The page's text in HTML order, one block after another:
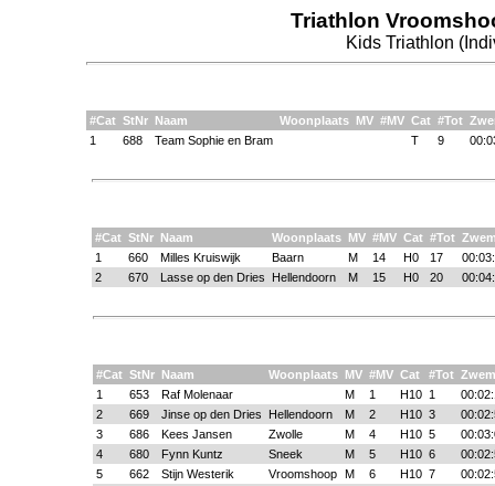
Triathlon
Kids Triathlon
#Cat StNr Naam Woonplaats MV #MV Cat #Tot
1
688 Team Sophie en Bram T 9
#Cat StNr Naam Woonplaats MV #MV Cat #Tot
1
660 Milles Kruiswijk Baarn M 14 H0 17
2
670 Lasse op den Dries Hellendoorn M 15 H0 20
#Cat StNr Naam Woonplaats MV #MV Cat #Tot Zwem
1
653 Raf Molenaar M 1 H10 1
2
669 Jinse op den Dries Hellendoorn M 2 H10 3
3
686 Kees Jansen Zwolle M 4 H10 5
4
680 Fynn Kuntz Sneek M 5 H10 6
5
662 Stijn Westerik Vroomshoop M 6 H10 7